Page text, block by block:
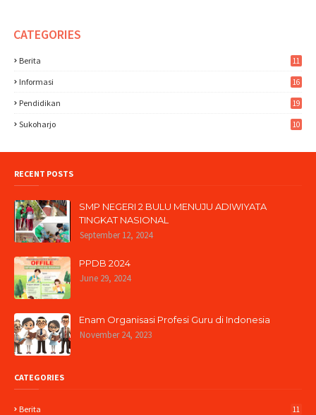
CATEGORIES
Berita 11
Informasi 16
Pendidikan 19
Sukoharjo 10
RECENT POSTS
SMP NEGERI 2 BULU MENUJU ADIWIYATA
TINGKAT NASIONAL
September 12, 2024
PPDB 2024
June 29, 2024
Enam Organisasi Profesi Guru di Indonesia
November 24, 2023
CATEGORIES
Berita 11